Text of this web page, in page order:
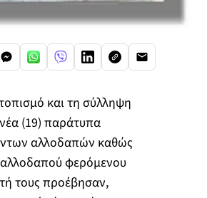
και τη σύλληψη
(19) παράτυπα
αλλοδαπών καθώς
αλλοδαπού φερόμενου
τους προέβησαν,